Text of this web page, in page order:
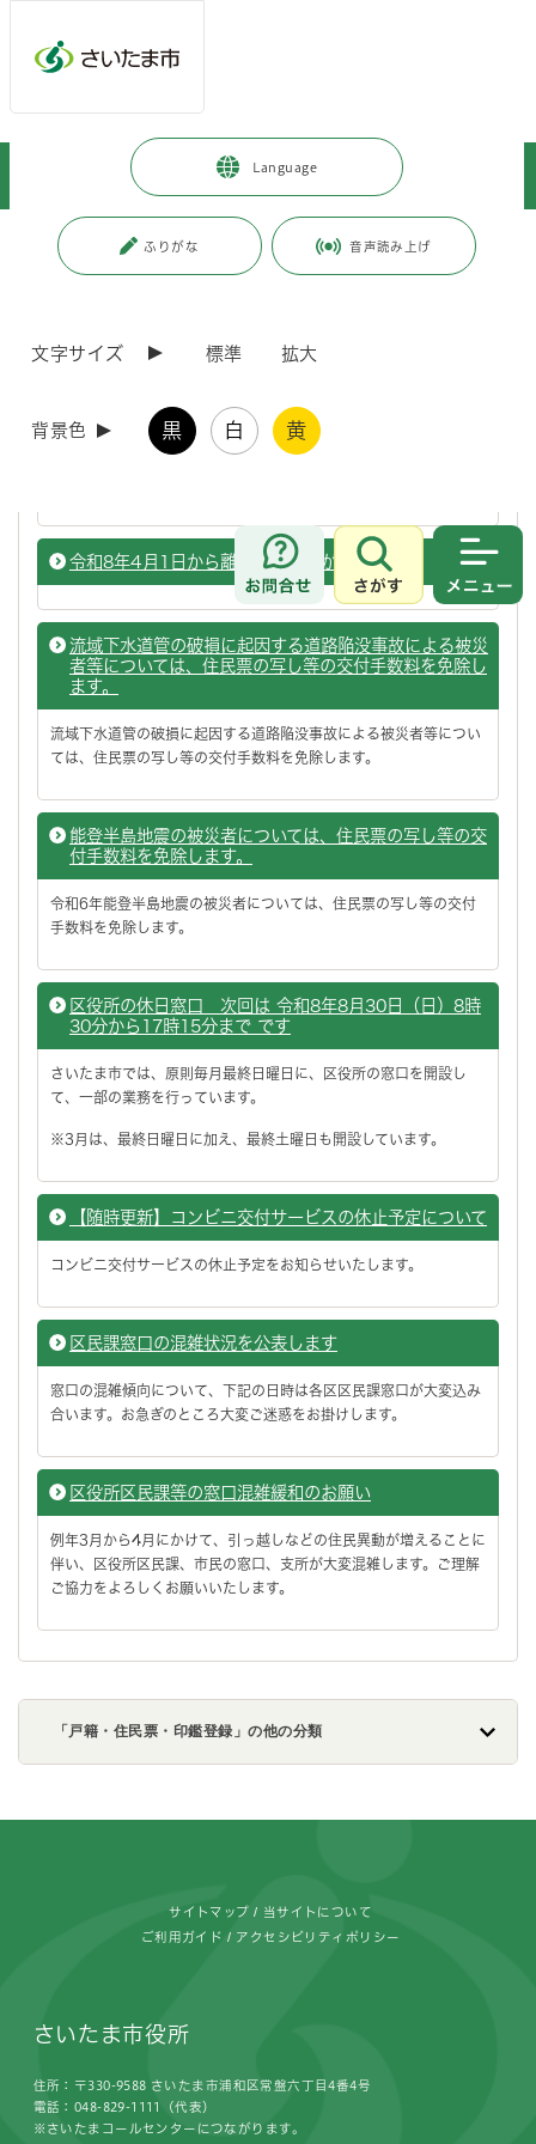
Language
ふりがな 音声読み上げ
文字サイズ 標準 拡大
背景色 黒 白 黄
お問合せ
さがす
暮らし・手続き > 戸籍・住民票・印鑑登録
ページ番号：J000075
の交付手数料を免除します。
令和8年熊本地震の被災者については、住民票の写し等の交付手数
令和8年4月1日から離婚届の様式が変わります
流域下水道管の破損に起因する道路陥没事故による被災
者等については、住民票の写し等の交付手数料を免除し
ます。
流域下水道管の破損に起因する道路陥没事故による被災者等につい
ては、住民票の写し等の交付手数料を免除します。
能登半島地震の被災者については、住民票の写し等の交
付手数料を免除します。
令和6年能登半島地震の被災者については、住民票の写し等の交付
手数料を免除します。
区役所の休日窓口 次回は 令和8年8月30日（日）8時
30分から17時15分まで です
さいたま市では、原則毎月最終日曜日に、区役所の窓口を開設し
て、一部の業務を行っています。
※3月は、最終日曜日に加え、最終土曜日も開設しています。
【随時更新】コンビニ交付サービスの休止予定について
コンビニ交付サービスの休止予定をお知らせいたします。
区民課窓口の混雑状況を公表します
窓口の混雑傾向について、下記の日時は各区区民課窓口が大変込み
合います。お急ぎのところ大変ご迷惑をお掛けします。
区役所区民課等の窓口混雑緩和のお願い
例年3月から4月にかけて、引っ越しなどの住民異動が増えることに
伴い、区役所区民課、市民の窓口、支所が大変混雑します。ご理解
ご協力をよろしくお願いいたします。
「戸籍・住民票・印鑑登録」の他の分類
サイトマップ 当サイトについて
ご利用ガイド アクセシビリティポリシー
さいたま市役所
住所：〒330-9588 さいたま市浦和区常盤六丁目4番4号
電話：048-829-1111（代表）
※さいたまコールセンターにつながります。